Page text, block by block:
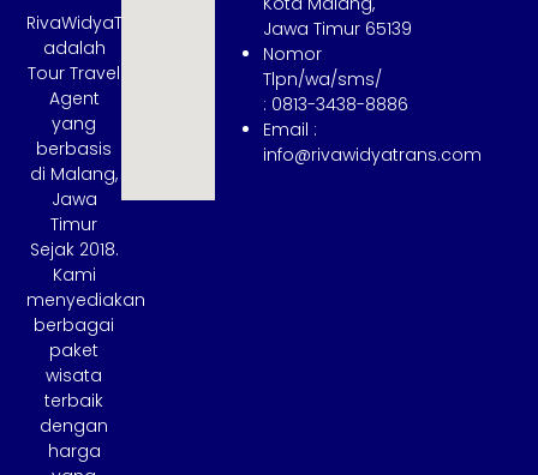
RivaWidyaTrans
adalah
Tour Travel
Agent
yang
berbasis
di Malang,
Jawa
Timur
Sejak 2018.
Kami
menyediakan
berbagai
paket
wisata
terbaik
dengan
harga
Jawa Timur 65139
Nomor
Tlpn/wa/sms/
: 0813-3438-8886
Email :
info@rivawidyatrans.com